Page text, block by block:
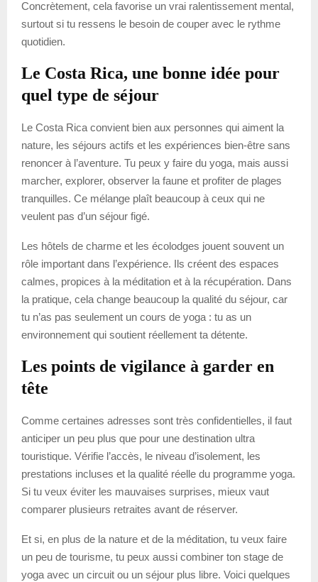
Concrètement, cela favorise un vrai ralentissement mental,
surtout si tu ressens le besoin de couper avec le rythme
quotidien.
Le Costa Rica, une bonne idée pour
quel type de séjour
Le Costa Rica convient bien aux personnes qui aiment la
nature, les séjours actifs et les expériences bien-être sans
renoncer à l’aventure. Tu peux y faire du yoga, mais aussi
marcher, explorer, observer la faune et profiter de plages
tranquilles. Ce mélange plaît beaucoup à ceux qui ne
veulent pas d’un séjour figé.
Les hôtels de charme et les écolodges jouent souvent un
rôle important dans l’expérience. Ils créent des espaces
calmes, propices à la méditation et à la récupération. Dans
la pratique, cela change beaucoup la qualité du séjour, car
tu n’as pas seulement un cours de yoga : tu as un
environnement qui soutient réellement ta détente.
Les points de vigilance à garder en
tête
Comme certaines adresses sont très confidentielles, il faut
anticiper un peu plus que pour une destination ultra
touristique. Vérifie l’accès, le niveau d’isolement, les
prestations incluses et la qualité réelle du programme yoga.
Si tu veux éviter les mauvaises surprises, mieux vaut
comparer plusieurs retraites avant de réserver.
Et si, en plus de la nature et de la méditation, tu veux faire
un peu de tourisme, tu peux aussi combiner ton stage de
yoga avec un circuit ou un séjour plus libre. Voici quelques